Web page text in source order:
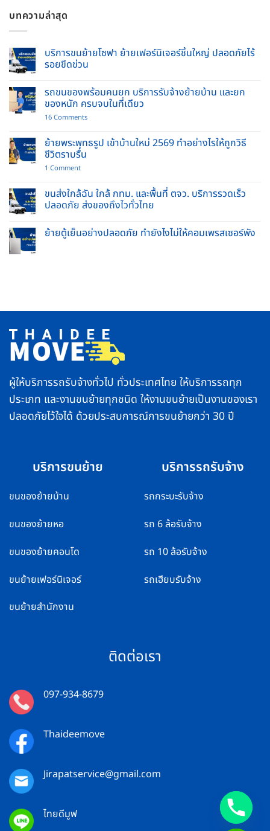
บทความล่าสุด
บริการขนย้ายโซฟา ย้ายเฟอร์นิเจอร์ชิ้นใหญ่ ปลอดภัยไร้
รอยขีดข่วน
on
บริการ
ขน
ย้าย
เฟอร์นิเจอร์
ชิ้น
ใหญ่
ปลอดภัย
ไร้
ข่วน
รถขนของพร้อมคนยก บริการรับจ้างย้ายบ้าน และยก
ของหนัก ครบจบในที่เดียว
16 Commentson
ของ
พร้อม
บ้าน
และ
ยก
ของ
ครบ
จบ
ย้ายพระพุทธรูป เข้าบ้านใหม่ 2569 ทำอย่างไรให้ถูกวิธี
ชีวิตราบรื่น
1 Commenton
รูป
เข้า
บ้าน
ทำ
อย่างไร
ขนส่งใกล้ฉัน ใกล้ กทม. และพื้นที่ ตจว. บริการรวดเร็ว
ปลอดภัย ส่งของถึงไวทั่วไทย
Comments
on
รวดเร็ว
ส่ง
ของ
ถึง
ไว
ทั่ว
ย้ายตู้เย็นอย่างปลอดภัย ทำยังไงไม่ให้คอมเพรสเซอร์พัง
ไม่
ให้
คอมเพรสเซอร์
พัง
ผู้ให้บริการรถรับจ้างทั่วไป ทั่วประเทศไทย ให้บริการรถทุก
ประเภท และงานขนย้ายทุกชนิด ให้งานขนย้ายเป็นงานของเรา
ปลอดภัยไว้ใจได้ ด้วยประสบการณ์การขนย้ายกว่า 30 ปี
บริการขนย้าย
ขนของย้ายบ้าน
ขนของย้ายหอ
ขนของย้ายคอนโด
ขนย้ายเฟอร์นิเจอร์
ขนย้ายสำนักงาน
บริการรถรับจ้าง
รถกระบะรับจ้าง
รถ 6 ล้อรับจ้าง
รถ 10 ล้อรับจ้าง
รถเฮียบรับจ้าง
ติดต่อเรา
097-934-8679
Thaideemove
Jirapatservice@gmail.com
ไทยดีมูฟ